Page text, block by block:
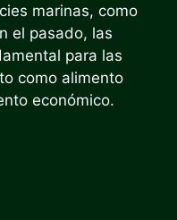
marinas, como
el pasado, las
para las
como alimento
económico.